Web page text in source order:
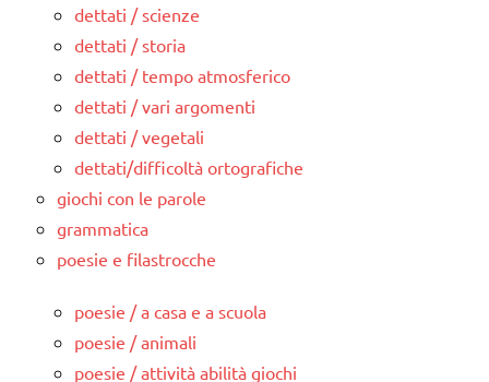
dettati / scienze
dettati / storia
dettati / tempo atmosferico
dettati / vari argomenti
dettati / vegetali
dettati/difficoltà ortografiche
giochi con le parole
grammatica
poesie e filastrocche
poesie / a casa e a scuola
poesie / animali
poesie / attività abilità giochi